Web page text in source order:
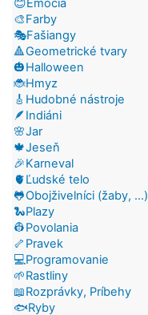
😊Emócia
🎨Farby
🎭Fašiangy
🔺Geometrické tvary
🎃Halloween
🐞Hmyz
🎸Hudobné nástroje
🪶Indiáni
🌸Jar
🍁Jeseň
🎉Karneval
🫀Ľudské telo
🐸Obojživelníci (žaby, ...)
🐍Plazy
👷Povolania
🦴Pravek
💻Programovanie
🌱Rastliny
📖Rozprávky, Príbehy
🐟Ryby